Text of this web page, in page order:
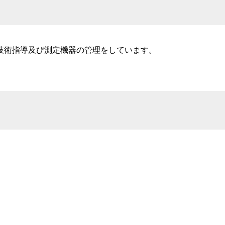
指導及び測定機器の管理をしています。